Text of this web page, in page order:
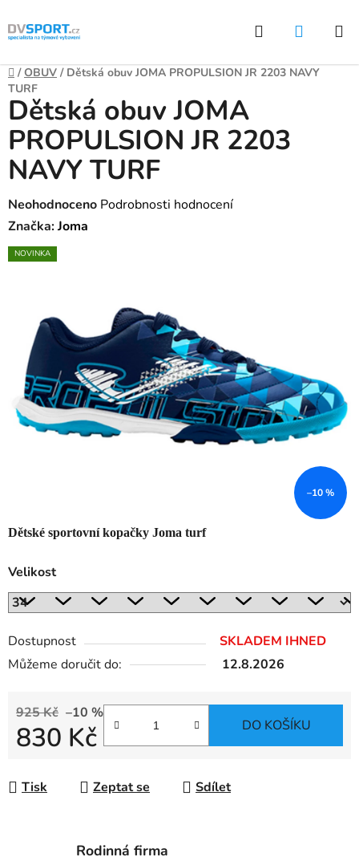
Přejít
na
Hledat
Domů
/ OBUV / Dětská obuv JOMA PROPULSION JR 2203 NAVY
TURF
Dětské sportovní kopačky Joma turf
Velikost
Dostupnost
SKLADEM IHNED
Můžeme doručit do:
12.8.2026
925 Kč –10 %
830 Kč DO KOŠÍKU
Tisk Zeptat se Sdílet
Dětská obuv JOMA
PROPULSION JR 2203
NAVY TURF
Průměrné
hodnocení
produktu
hvězdiček.
Neohodnoceno Podrobnosti hodnocení
Značka:Joma
NOVINKA
–10 %
Rodinná firma